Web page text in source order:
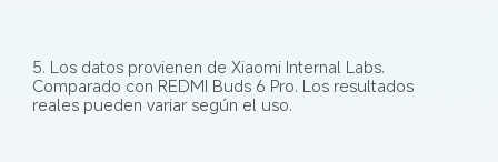
5. Los datos provienen de Xiaomi Internal Labs.
Comparado con REDMI Buds 6 Pro. Los resultados
reales pueden variar según el uso.